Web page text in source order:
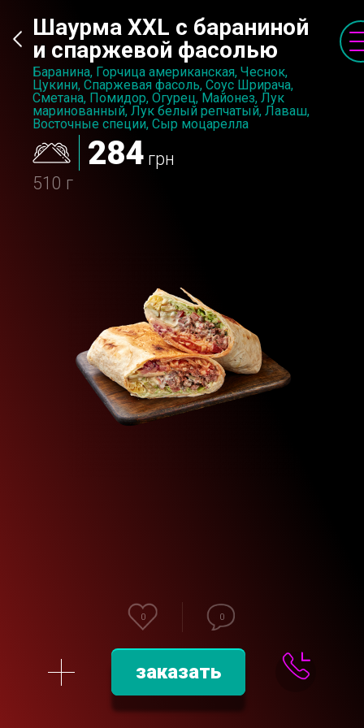
Шаурма XXL с бараниной
и спаржевой фасолью
Баранина, Горчица американская, Чеснок,
Цукини, Спаржевая фасоль, Соус Шрирача,
Сметана, Помидор, Огурец, Майонез, Лук
маринованный, Лук белый репчатый, Лаваш,
Восточные специи, Сыр моцарелла
284 грн
510 г
0 0
заказать